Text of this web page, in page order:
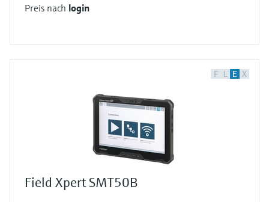
Preis nach login
F L E X
Field Xpert SMT50B